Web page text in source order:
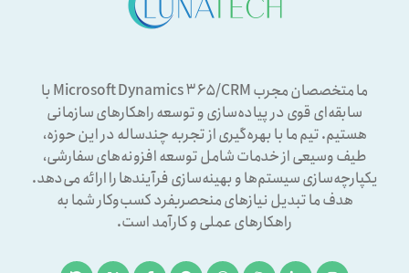
ما متخصصان مجرب Microsoft Dynamics ۳۶۵/CRM با
سابقه‌ای قوی در پیاده‌سازی و توسعه راهکارهای سازمانی
هستیم. تیم ما با بهره‌گیری از تجربه چندساله در این حوزه،
طیف وسیعی از خدمات شامل توسعه افزونه‌های سفارشی،
یکپارچه‌سازی سیستم‌ها و بهینه‌سازی فرآیندها را ارائه می‌دهد.
هدف ما تبدیل نیازهای منحصربفرد کسب‌وکار شما به
راهکارهای عملی و کارآمد است.